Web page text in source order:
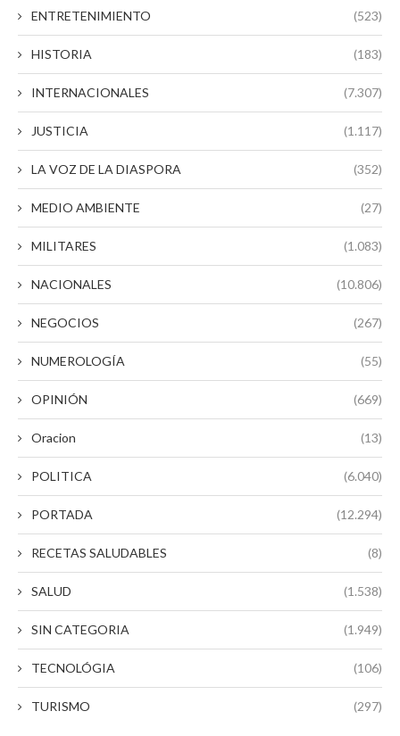
ENTRETENIMIENTO (523)
HISTORIA (183)
INTERNACIONALES (7.307)
JUSTICIA (1.117)
LA VOZ DE LA DIASPORA (352)
MEDIO AMBIENTE (27)
MILITARES (1.083)
NACIONALES (10.806)
NEGOCIOS (267)
NUMEROLOGÍA (55)
OPINIÓN (669)
Oracion (13)
POLITICA (6.040)
PORTADA (12.294)
RECETAS SALUDABLES (8)
SALUD (1.538)
SIN CATEGORIA (1.949)
TECNOLÓGIA (106)
TURISMO (297)